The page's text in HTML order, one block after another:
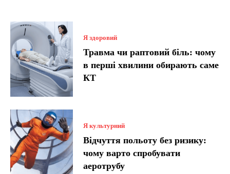
Я здоровий
Травма чи раптовий біль: чому
в перші хвилини обирають саме
КТ
Я культурний
Відчуття польоту без ризику:
чому варто спробувати
аеротрубу